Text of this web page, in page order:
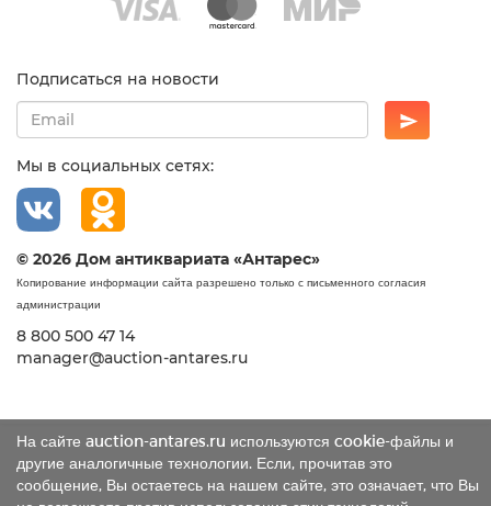
На сайте auction-antares.ru используются cookie-файлы и
другие аналогичные технологии. Если, прочитав это
сообщение, Вы остаетесь на нашем сайте, это означает, что Вы
Подписаться на новости
Мы в социальных сетях:
© 2026 Дом антиквариата «Антарес»
Копирование информации сайта разрешено только с письменного согласия
администрации
8 800 500 47 14
manager@auction-antares.ru